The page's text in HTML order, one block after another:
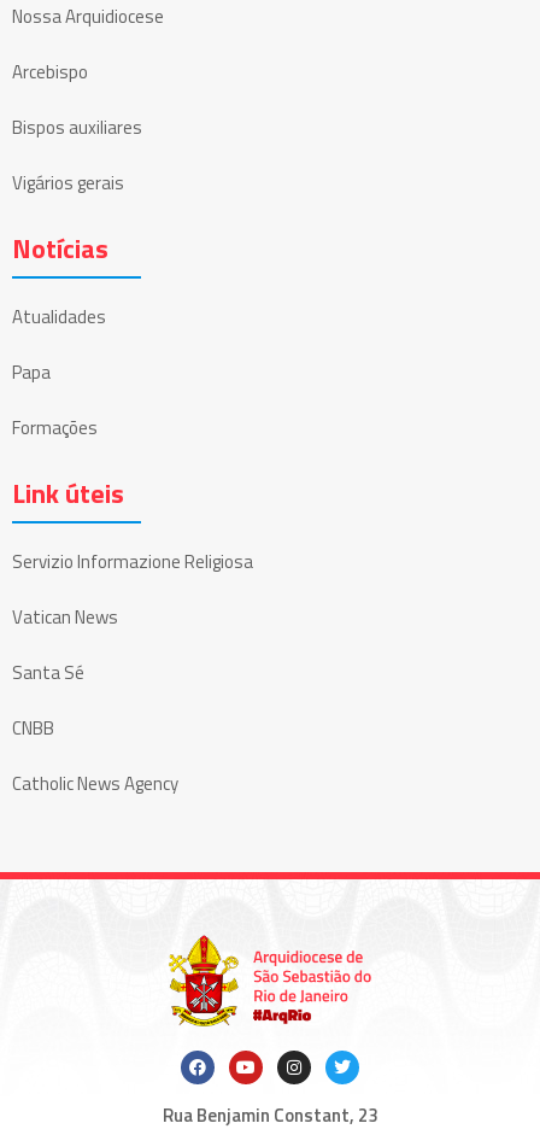
Nossa Arquidiocese
Arcebispo
Bispos auxiliares
Vigários gerais
Notícias
Atualidades
Papa
Formações
Link úteis
Servizio Informazione Religiosa
Vatican News
Santa Sé
CNBB
Catholic News Agency
Rua Benjamin Constant, 23